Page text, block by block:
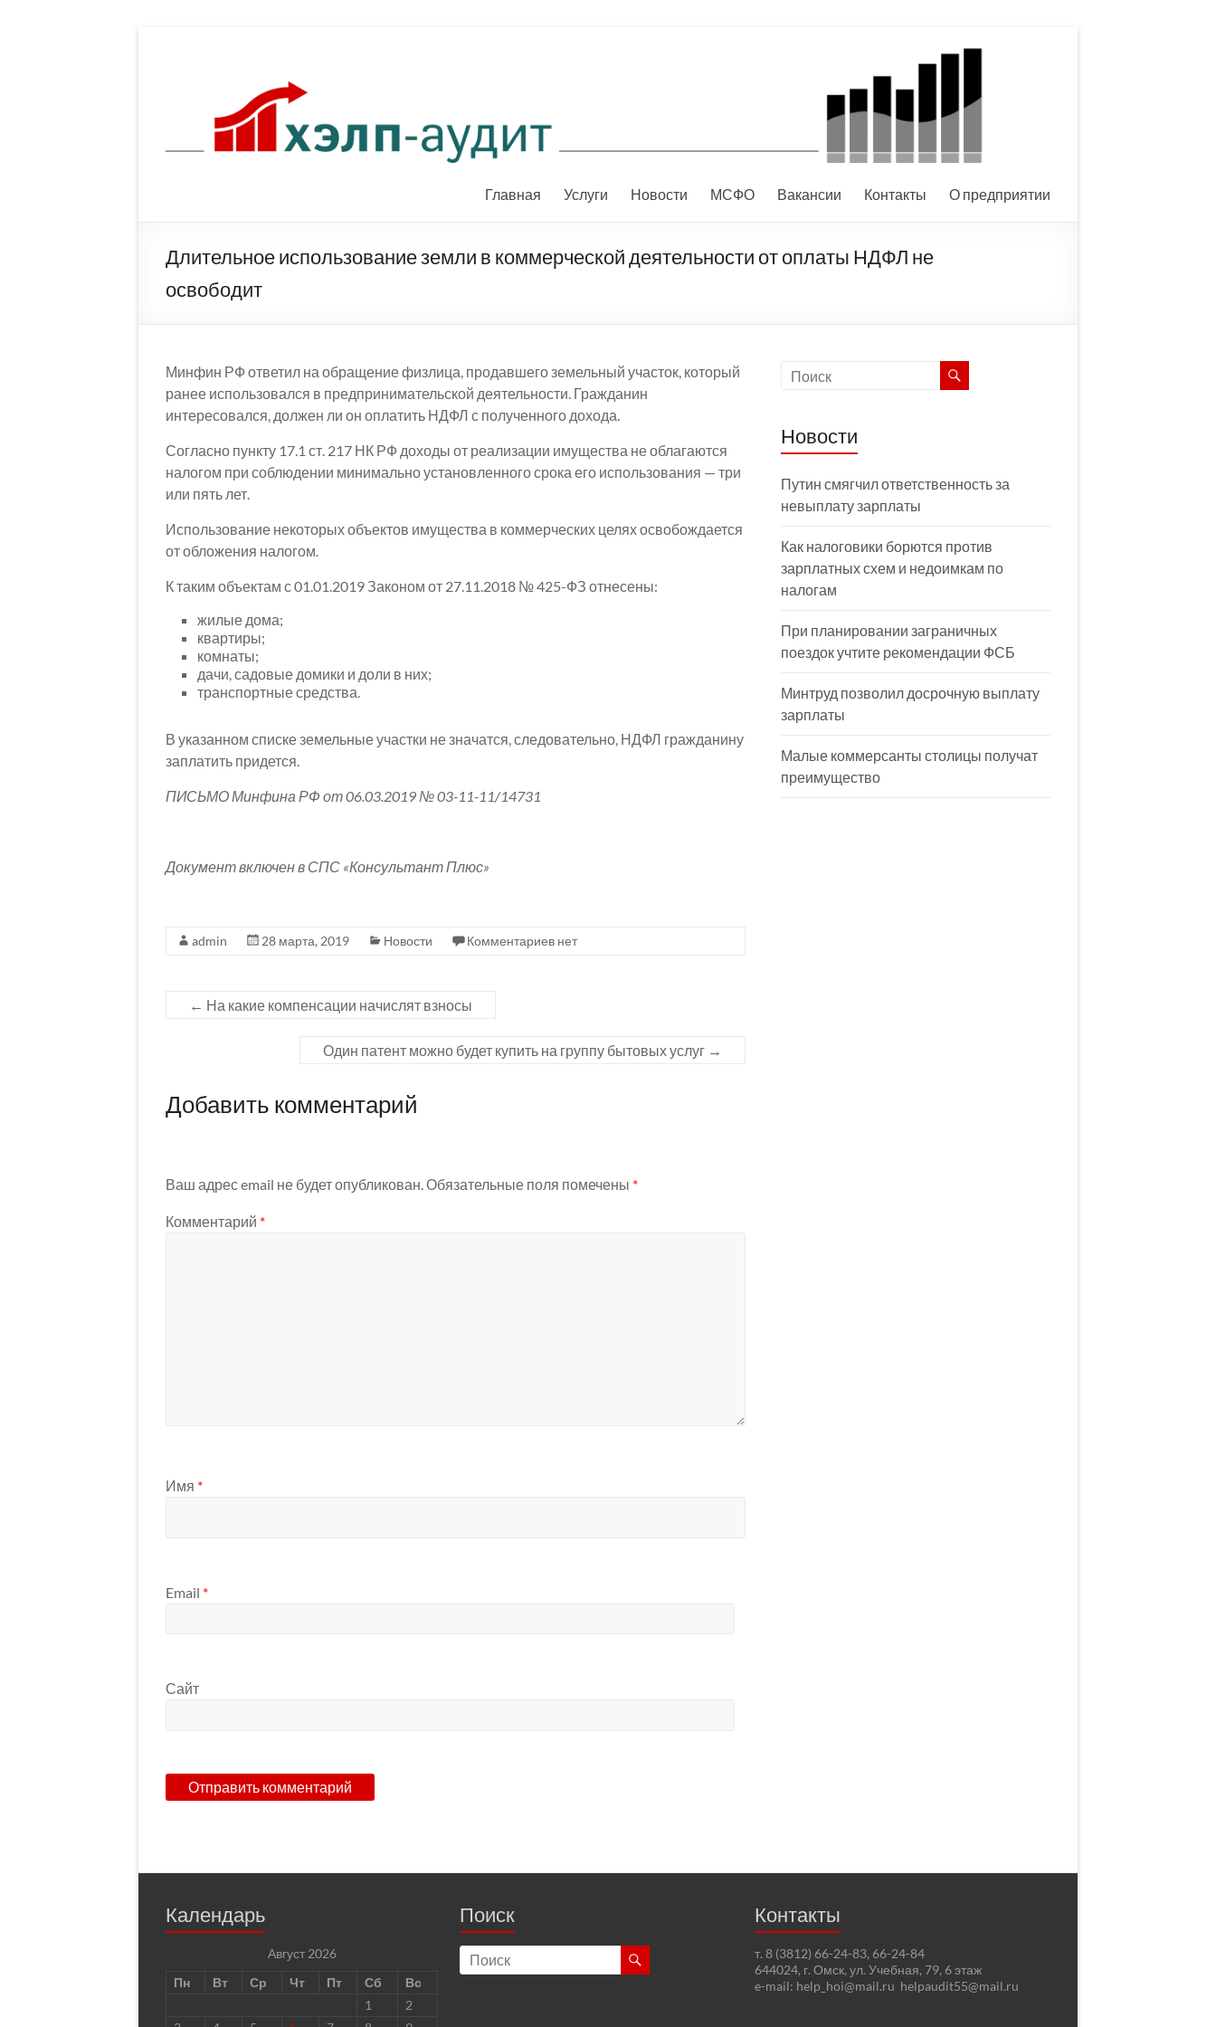
Главная Услуги Новости МСФО Вакансии Контакты О предприятии
Длительное использование земли в коммерческой деятельности от оплаты НДФЛ не
освободит
Минфин РФ ответил на обращение физлица, продавшего земельный участок, который
ранее использовался в предпринимательской деятельности. Гражданин
интересовался, должен ли он оплатить НДФЛ с полученного дохода.
Согласно пункту 17.1 ст. 217 НК РФ доходы от реализации имущества не облагаются
налогом при соблюдении минимально установленного срока его использования — три
или пять лет.
Использование некоторых объектов имущества в коммерческих целях освобождается
от обложения налогом.
К таким объектам с 01.01.2019 Законом от 27.11.2018 № 425-ФЗ отнесены:
жилые дома;
квартиры;
комнаты;
дачи, садовые домики и доли в них;
транспортные средства.
В указанном списке земельные участки не значатся, следовательно, НДФЛ гражданину
заплатить придется.
ПИСЬМО Минфина РФ от 06.03.2019 № 03-11-11/14731
Документ включен в СПС «Консультант Плюс»
admin 28 марта, 2019 Новости Комментариев нет
← На какие компенсации начислят взносы
Один патент можно будет купить на группу бытовых услуг →
Добавить комментарий
Ваш адрес email не будет опубликован. Обязательные поля помечены *
Комментарий *
Имя *
Email *
Сайт
Новости
Путин смягчил ответственность за
невыплату зарплаты
Как налоговики борются против
зарплатных схем и недоимкам по
налогам
При планировании заграничных
поездок учтите рекомендации ФСБ
Минтруд позволил досрочную выплату
зарплаты
Малые коммерсанты столицы получат
преимущество
Календарь
Август 2026
Пн
Вт Ср Чт Пт Сб
Вс
1
2
Поиск Контакты
т. 8 (3812) 66-24-83, 66-24-84
644024, г. Омск, ул. Учебная, 79, 6 этаж
e-mail: help_hoi@mail.ru helpaudit55@mail.ru